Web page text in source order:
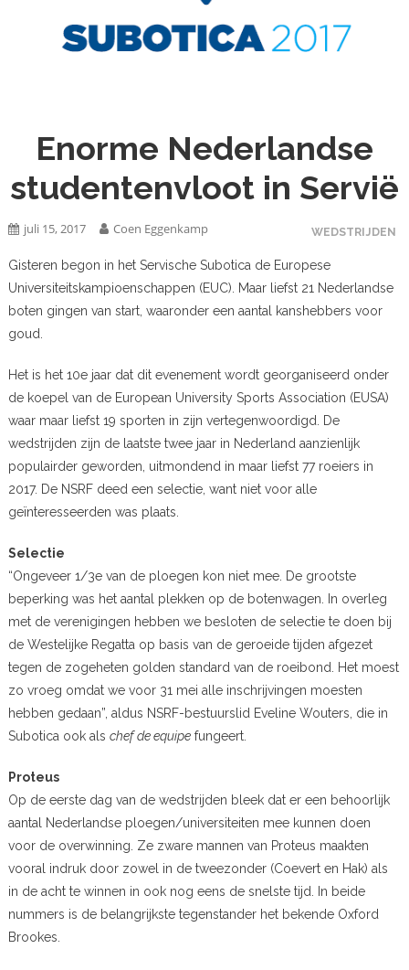
Enorme Nederlandse
studentenvloot in Servië
WEDSTRIJDEN
juli 15, 2017 Coen Eggenkamp
Gisteren begon in het Servische Subotica de Europese
Universiteitskampioenschappen (EUC). Maar liefst 21 Nederlandse
boten gingen van start, waaronder een aantal kanshebbers voor
goud.
Het is het 10e jaar dat dit evenement wordt georganiseerd onder
de koepel van de European University Sports Association (EUSA)
waar maar liefst 19 sporten in zijn vertegenwoordigd. De
wedstrijden zijn de laatste twee jaar in Nederland aanzienlijk
populairder geworden, uitmondend in maar liefst 77 roeiers in
2017. De NSRF deed een selectie, want niet voor alle
geïnteresseerden was plaats.
Selectie
“Ongeveer 1/3e van de ploegen kon niet mee. De grootste
beperking was het aantal plekken op de botenwagen. In overleg
met de verenigingen hebben we besloten de selectie te doen bij
de Westelijke Regatta op basis van de geroeide tijden afgezet
tegen de zogeheten golden standard van de roeibond. Het moest
zo vroeg omdat we voor 31 mei alle inschrijvingen moesten
hebben gedaan”, aldus NSRF-bestuurslid Eveline Wouters, die in
Subotica ook als chef de equipefungeert.
Proteus
Op de eerste dag van de wedstrijden bleek dat er een behoorlijk
aantal Nederlandse ploegen/universiteiten mee kunnen doen
voor de overwinning. Ze zware mannen van Proteus maakten
vooral indruk door zowel in de tweezonder (Coevert en Hak) als
in de acht te winnen in ook nog eens de snelste tijd. In beide
nummers is de belangrijkste tegenstander het bekende Oxford
Brookes.